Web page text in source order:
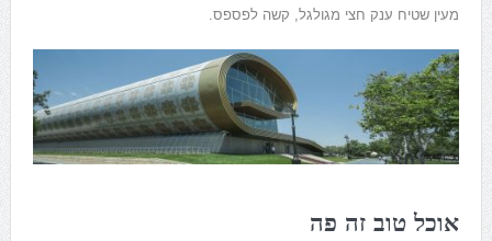
מעין שטיח ענק חצי מגולגל, קשה לפספס.
אוכל טוב זה פה